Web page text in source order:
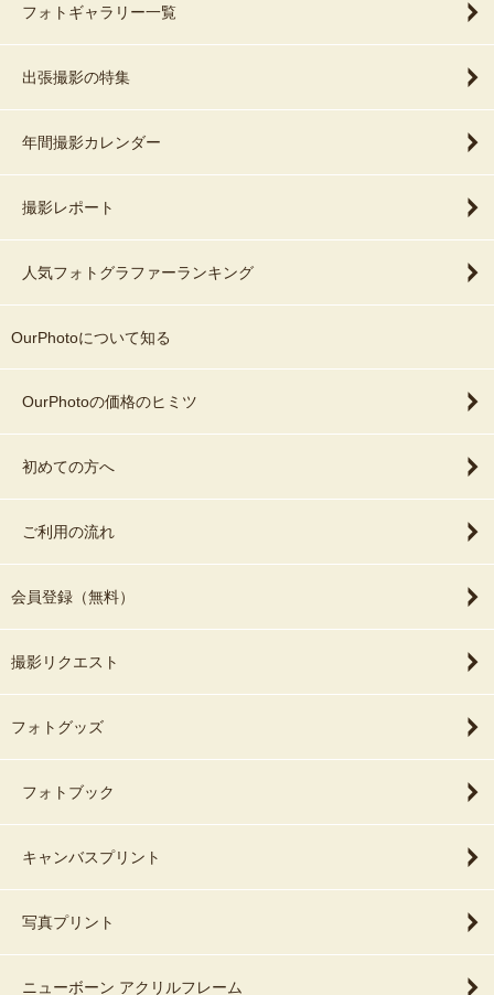
フォトギャラリー一覧
出張撮影の特集
年間撮影カレンダー
撮影レポート
人気フォトグラファーランキング
OurPhotoについて知る
OurPhotoの価格のヒミツ
初めての方へ
ご利用の流れ
会員登録（無料）
撮影リクエスト
フォトグッズ
フォトブック
キャンバスプリント
写真プリント
ニューボーン アクリルフレーム